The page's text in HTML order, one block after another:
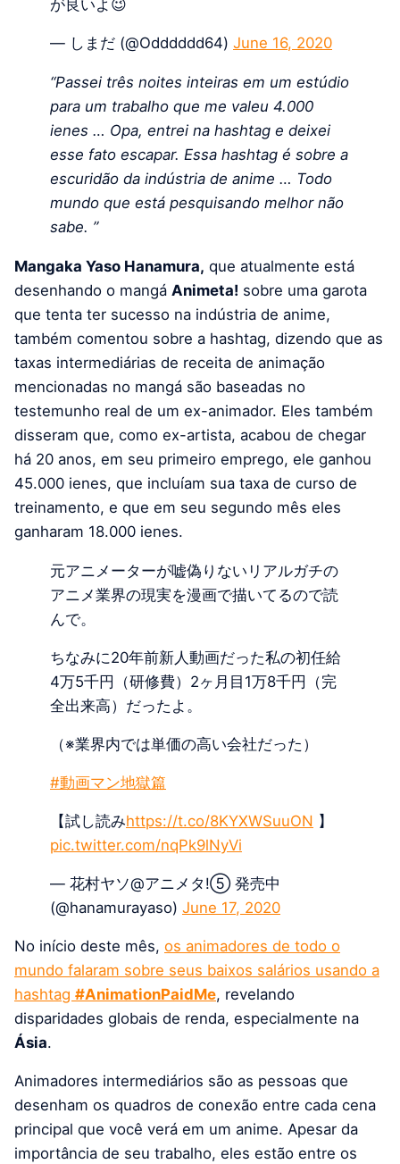
が良いよ😉
— しまだ (@Odddddd64) June 16, 2020
“Passei três noites inteiras em um estúdio
para um trabalho que me valeu 4.000
ienes … Opa, entrei na hashtag e deixei
esse fato escapar. Essa hashtag é sobre a
escuridão da indústria de anime … Todo
mundo que está pesquisando melhor não
sabe. ”
Mangaka Yaso Hanamura, que atualmente está
desenhando o mangá Animeta! sobre uma garota
que tenta ter sucesso na indústria de anime,
também comentou sobre a hashtag, dizendo que as
taxas intermediárias de receita de animação
mencionadas no mangá são baseadas no
testemunho real de um ex-animador. Eles também
disseram que, como ex-artista, acabou de chegar
há 20 anos, em seu primeiro emprego, ele ganhou
45.000 ienes, que incluíam sua taxa de curso de
treinamento, e que em seu segundo mês eles
ganharam 18.000 ienes.
元アニメーターが嘘偽りないリアルガチの
アニメ業界の現実を漫画で描いてるので読
んで。
ちなみに20年前新人動画だった私の初任給
4万5千円（研修費）2ヶ月目1万8千円（完
全出来高）だったよ。
（※業界内では単価の高い会社だった）
#動画マン地獄篇
【試し読みhttps://t.co/8KYXWSuuON 】
pic.twitter.com/nqPk9lNyVi
— 花村ヤソ@アニメタ!⑤ 発売中
(@hanamurayaso) June 17, 2020
No início deste mês, os animadores de todo o
mundo falaram sobre seus baixos salários usando a
hashtag #AnimationPaidMe, revelando
disparidades globais de renda, especialmente na
Ásia.
Animadores intermediários são as pessoas que
desenham os quadros de conexão entre cada cena
principal que você verá em um anime. Apesar da
importância de seu trabalho, eles estão entre os